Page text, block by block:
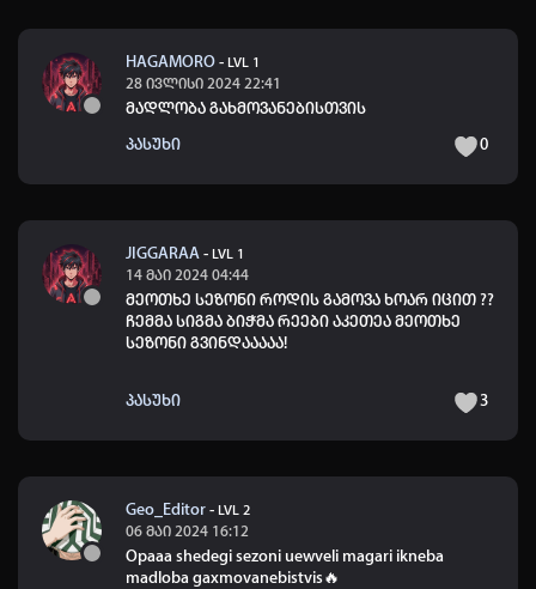
HAGAMORO - LVL 1
28 ივლისი 2024 22:41
მადლობა გახმოვანებისთვის
პასუხი 0
JIGGARAA - LVL 1
14 მაი 2024 04:44
მეოთხე სეზონი როდის გამოვა ხოარ იცით ??
ჩემმა სიგმა ბიჭმა რეები აკეთეა მეოთხე
სეზონი გვინდააააა!
პასუხი 3
Geo_Editor - LVL 2
06 მაი 2024 16:12
Opaaa shedegi sezoni uewveli magari ikneba
madloba gaxmovanebistvis🔥